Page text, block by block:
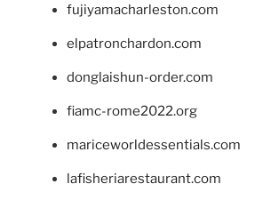
fujiyamacharleston.com
elpatronchardon.com
donglaishun-order.com
fiamc-rome2022.org
mariceworldessentials.com
lafisheriarestaurant.com